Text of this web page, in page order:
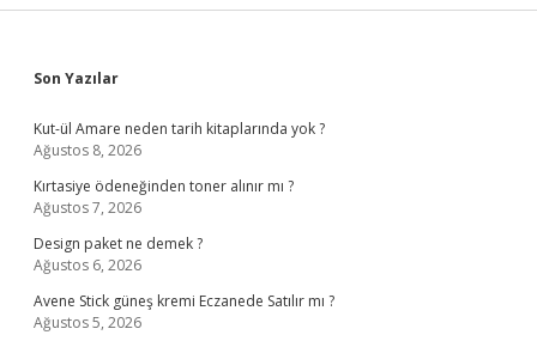
Sidebar
Son Yazılar
Kut-ül Amare neden tarih kitaplarında yok ?
Ağustos 8, 2026
Kırtasiye ödeneğinden toner alınır mı ?
Ağustos 7, 2026
Design paket ne demek ?
Ağustos 6, 2026
Avene Stick güneş kremi Eczanede Satılır mı ?
Ağustos 5, 2026